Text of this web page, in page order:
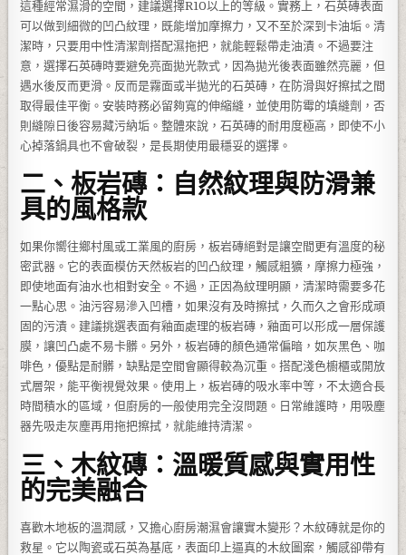
這種經常濕滑的空間，建議選擇R10以上的等級。實務上，石英磚表面
可以做到細微的凹凸紋理，既能增加摩擦力，又不至於深到卡油垢。清
潔時，只要用中性清潔劑搭配濕拖把，就能輕鬆帶走油漬。不過要注
意，選擇石英磚時要避免亮面拋光款式，因為拋光後表面雖然亮麗，但
遇水後反而更滑。反而是霧面或半拋光的石英磚，在防滑與好擦拭之間
取得最佳平衡。安裝時務必留夠寬的伸縮縫，並使用防霉的填縫劑，否
則縫隙日後容易藏污納垢。整體來說，石英磚的耐用度極高，即使不小
心掉落鍋具也不會破裂，是長期使用最穩妥的選擇。
二、板岩磚：自然紋理與防滑兼
具的風格款
如果你嚮往鄉村風或工業風的廚房，板岩磚絕對是讓空間更有溫度的秘
密武器。它的表面模仿天然板岩的凹凸紋理，觸感粗獷，摩擦力極強，
即使地面有油水也相對安全。不過，正因為紋理明顯，清潔時需要多花
一點心思。油污容易滲入凹槽，如果沒有及時擦拭，久而久之會形成頑
固的污漬。建議挑選表面有釉面處理的板岩磚，釉面可以形成一層保護
膜，讓凹凸處不易卡髒。另外，板岩磚的顏色通常偏暗，如灰黑色、咖
啡色，優點是耐髒，缺點是空間會顯得較為沉重。搭配淺色櫥櫃或開放
式層架，能平衡視覺效果。使用上，板岩磚的吸水率中等，不太適合長
時間積水的區域，但廚房的一般使用完全沒問題。日常維護時，用吸塵
器先吸走灰塵再用拖把擦拭，就能維持清潔。
三、木紋磚：溫暖質感與實用性
的完美融合
喜歡木地板的溫潤感，又擔心廚房潮濕會讓實木變形？木紋磚就是你的
救星。它以陶瓷或石英為基底，表面印上逼真的木紋圖案，觸感卻帶有